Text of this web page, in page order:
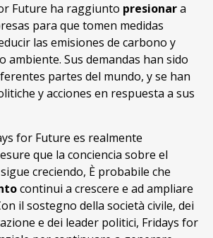
Future ha raggiunto presionara
para que tomen medidas
las emisiones de carbono y
ambiente. Sus demandas han sido
partes del mundo, y se han
y acciones en respuesta a sus
for Future es realmente
que la conciencia sobre el
creciendo, È probabile che
continui a crescere e ad ampliare
il sostegno della società civile, dei
e dei leader politici, Fridays for